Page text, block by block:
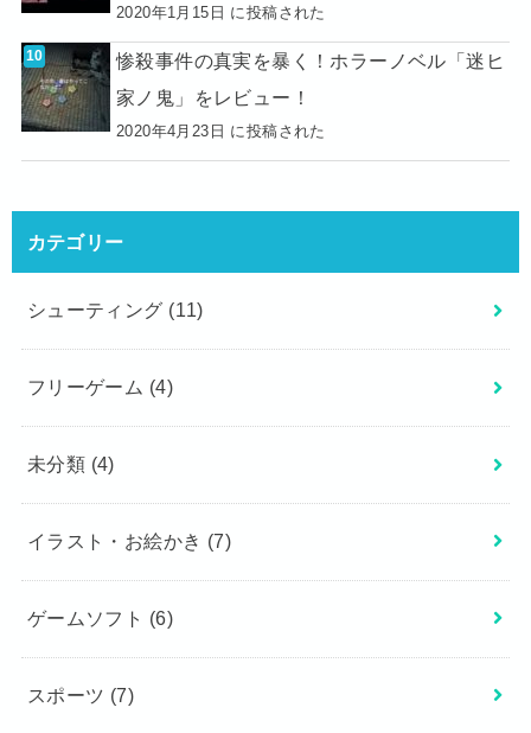
2020年1月15日 に投稿された
惨殺事件の真実を暴く！ホラーノベル「迷ヒ
家ノ鬼」をレビュー！
2020年4月23日 に投稿された
カテゴリー
シューティング (11)
フリーゲーム (4)
未分類 (4)
イラスト・お絵かき (7)
ゲームソフト (6)
スポーツ (7)